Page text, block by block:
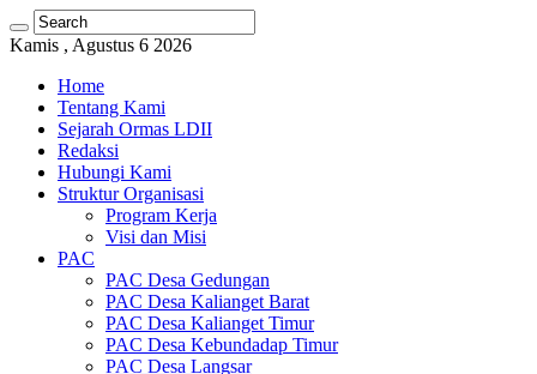
Kamis , Agustus 6 2026
Home
Tentang Kami
Sejarah Ormas LDII
Redaksi
Hubungi Kami
Struktur Organisasi
Program Kerja
Visi dan Misi
PAC
PAC Desa Gedungan
PAC Desa Kalianget Barat
PAC Desa Kalianget Timur
PAC Desa Kebundadap Timur
PAC Desa Langsar